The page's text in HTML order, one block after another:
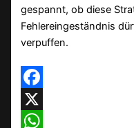
gespannt, ob diese
Fehlereingeständnis
verpuffen.
Facebook
X